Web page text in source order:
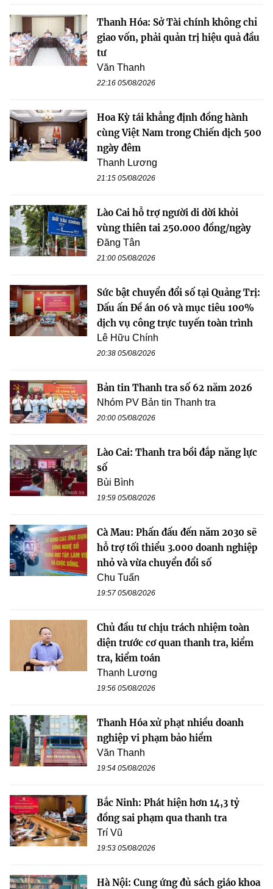
Thanh Hóa: Sở Tài chính không chỉ
giao vốn, phải quản trị hiệu quả đầu
tư
Văn Thanh
22:16 05/08/2026
Hoa Kỳ tái khẳng định đồng hành
cùng Việt Nam trong Chiến dịch 500
ngày đêm
Thanh Lương
21:15 05/08/2026
Lào Cai hỗ trợ người di dời khỏi
vùng thiên tai 250.000 đồng/ngày
Đăng Tân
21:00 05/08/2026
Sức bật chuyển đổi số tại Quảng Trị:
Dấu ấn Đề án 06 và mục tiêu 100%
dịch vụ công trực tuyến toàn trình
Lê Hữu Chính
20:38 05/08/2026
Bản tin Thanh tra số 62 năm 2026
Nhóm PV Bản tin Thanh tra
20:00 05/08/2026
Lào Cai: Thanh tra bồi đắp năng lực
số
Bùi Bình
19:59 05/08/2026
Cà Mau: Phấn đấu đến năm 2030 sẽ
hỗ trợ tối thiểu 3.000 doanh nghiệp
nhỏ và vừa chuyển đổi số
Chu Tuấn
19:57 05/08/2026
Chủ đầu tư chịu trách nhiệm toàn
diện trước cơ quan thanh tra, kiểm
tra, kiểm toán
Thanh Lương
19:56 05/08/2026
Thanh Hóa xử phạt nhiều doanh
nghiệp vi phạm bảo hiểm
Văn Thanh
19:54 05/08/2026
Bắc Ninh: Phát hiện hơn 14,3 tỷ
đồng sai phạm qua thanh tra
Trí Vũ
19:53 05/08/2026
Hà Nội: Cung ứng đủ sách giáo khoa